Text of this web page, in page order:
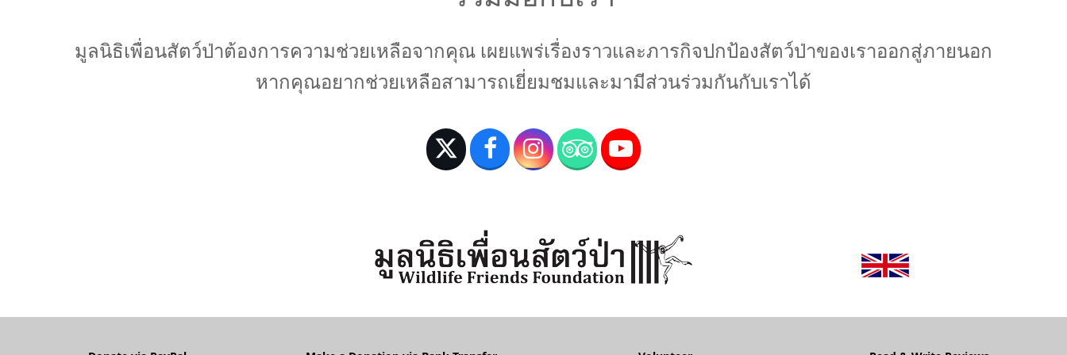
มูลนิธิเพื่อนสัตว์ป่าต้องการความช่วยเหลือจากคุณ เผยแพร่เรื่องราวและภารกิจปกป้องสัตว์ป่าของเราออกสู่ภายนอก
หากคุณอยากช่วยเหลือสามารถเยี่ยมชมและมามีส่วนร่วมกันกับเราได้
T
t
t
e
(
F
b
o
k
I
t
a
g
a
T
p
a
d
i
Y
u
b